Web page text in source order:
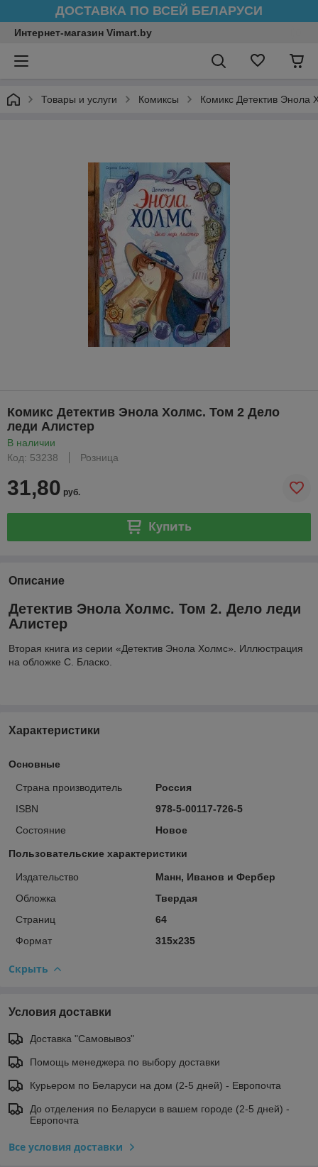
ДОСТАВКА ПО ВСЕЙ БЕЛАРУСИ
Интернет-магазин Vimart.by
Товары и услуги Комиксы Комикс Детектив Энола
Комикс Детектив Энола Холмс. Том 2 Дело
леди Алистер
В наличии
Код: 53238
Розница
31,80 руб.
Купить
Описание
Детектив Энола Холмс. Том 2. Дело леди
Алистер
Вторая книга из серии «Детектив Энола Холмс». Иллюстрация
на обложке С. Бласко.
Характеристики
Основные
Страна производитель
Россия
ISBN
978-5-00117-726-5
Состояние
Новое
Пользовательские характеристики
Издательство
Манн, Иванов и Фербер
Обложка
Твердая
Страниц
64
Формат
315х235
Скрыть
Условия доставки
Доставка "Самовывоз"
Помощь менеджера по выбору доставки
Курьером по Беларуси на дом (2-5 дней) - Европочта
До отделения по Беларуси в вашем городе (2-5 дней) -
Европочта
Все условия доставки